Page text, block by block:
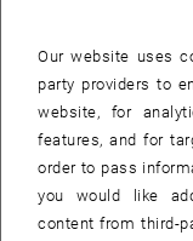
Der Kontaktraum im
Gußhausstraße 25 –
erhielt neben einer
Wände) eine
Die
und mit wetterfesten
Our website uses
party providers to
website, for
features, and for
order to pass
you would like
content from third-